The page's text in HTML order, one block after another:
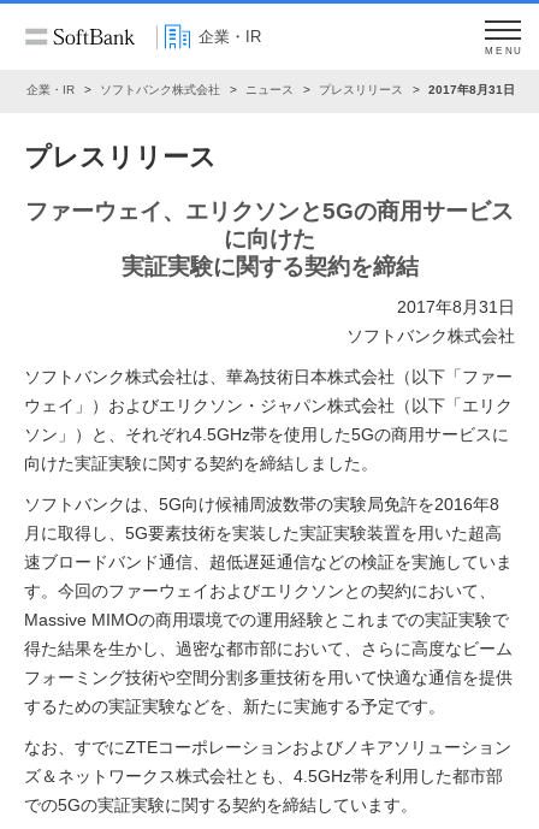
企業・IR
MENU
企業・IR ソフトバンク株式会社 ニュース プレスリリース 2017年8月31日
プレスリリース
ファーウェイ、エリクソンと5Gの商用サービス
に向けた
実証実験に関する契約を締結
2017年8月31日
ソフトバンク株式会社
ソフトバンク株式会社は、華為技術日本株式会社（以下「ファー
ウェイ」）およびエリクソン・ジャパン株式会社（以下「エリク
ソン」）と、それぞれ4.5GHz帯を使用した5Gの商用サービスに
向けた実証実験に関する契約を締結しました。
ソフトバンクは、5G向け候補周波数帯の実験局免許を2016年8
月に取得し、5G要素技術を実装した実証実験装置を用いた超高
速ブロードバンド通信、超低遅延通信などの検証を実施していま
す。今回のファーウェイおよびエリクソンとの契約において、
Massive MIMOの商用環境での運用経験とこれまでの実証実験で
得た結果を生かし、過密な都市部において、さらに高度なビーム
フォーミング技術や空間分割多重技術を用いて快適な通信を提供
するための実証実験などを、新たに実施する予定です。
なお、すでにZTEコーポレーションおよびノキアソリューション
ズ＆ネットワークス株式会社とも、4.5GHz帯を利用した都市部
での5Gの実証実験に関する契約を締結しています。